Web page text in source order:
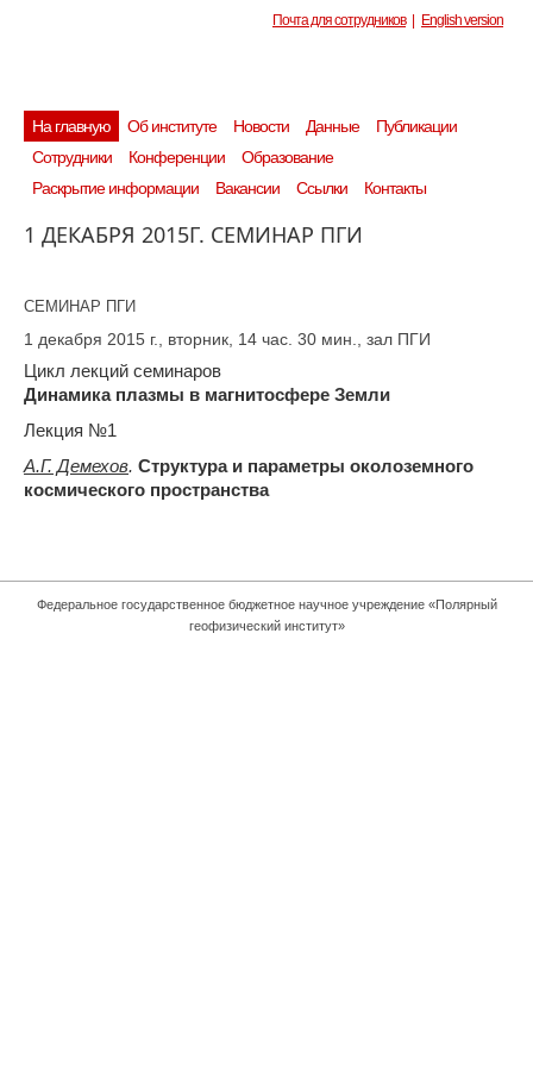
Почта для сотрудников English version
На главную Об институте Новости Данные
Публикации
Сотрудники
Конференции
Образование
Раскрытие информации
Вакансии Ссылки Контакты
1 ДЕКАБРЯ 2015Г. СЕМИНАР ПГИ
СЕМИНАР ПГИ
1 декабря 2015 г., вторник, 14 час. 30 мин ., зал ПГИ
Цикл лекций семинаров
Динамика плазмы в магнитосфере Земли
Лекция №1
А.Г. Демехов. Структура и параметры околоземного
космического пространства
Федеральное государственное бюджетное научное учреждение «Полярный
геофизический институт»